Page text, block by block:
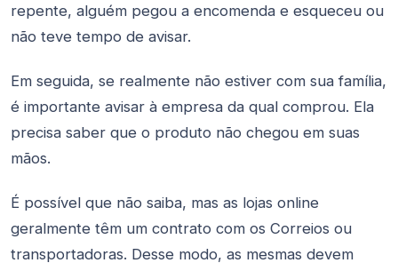
repente, alguém pegou a encomenda e esqueceu ou
não teve tempo de avisar.
Em seguida, se realmente não estiver com sua família,
é importante avisar à empresa da qual comprou. Ela
precisa saber que o produto não chegou em suas
mãos.
É possível que não saiba, mas as lojas online
geralmente têm um contrato com os Correios ou
transportadoras. Desse modo, as mesmas devem